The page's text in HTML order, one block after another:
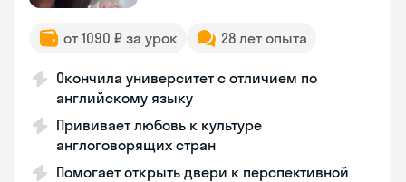
от 1090 ₽ за урок 28 лет опыта
Окончила университет с отличием по
английскому языку
Прививает любовь к культуре
англоговорящих стран
Помогает открыть двери к перспективной